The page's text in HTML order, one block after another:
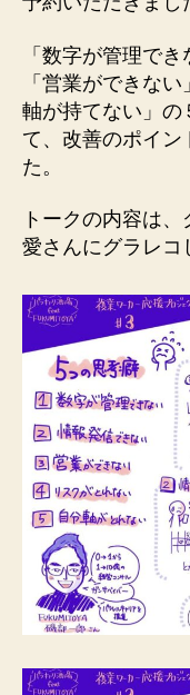
「数字が管理で
「営業ができな
軸が持てない」の
て、改善のポイン
た。
トークの内容は
愛さんにグラレコ